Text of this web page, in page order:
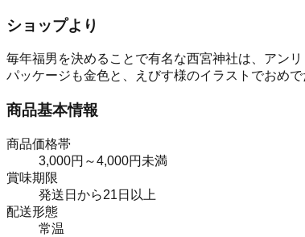
ショップより
毎年福男を決めることで有名な西宮神社は、アン
パッケージも金色と、えびす様のイラストでおめ
商品基本情報
商品価格帯
3,000円～4,000円未満
賞味期限
発送日から21日以上
配送形態
常温